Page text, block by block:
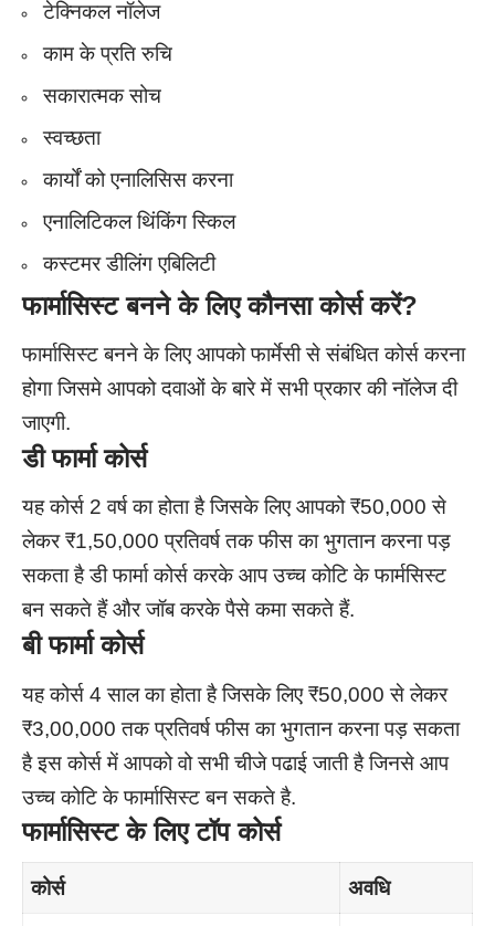
टेक्निकल नॉलेज
काम के प्रति रुचि
सकारात्मक सोच
स्वच्छता
कार्यों को एनालिसिस करना
एनालिटिकल थिंकिंग स्किल
कस्टमर डीलिंग एबिलिटी
फार्मासिस्टबनने के लिए कौनसा कोर्स करें?
फार्मासिस्ट बनने के लिए आपको फार्मेसी से संबंधित कोर्स करना
होगा जिसमे आपको दवाओं के बारे में सभी प्रकार की नॉलेज दी
जाएगी.
डी फार्माकोर्स
यह कोर्स 2 वर्ष का होता है जिसके लिए आपको ₹50,000 से
लेकर ₹1,50,000 प्रतिवर्ष तक फीस का भुगतान करना पड़
सकता है डी फार्मा कोर्स करके आप उच्च कोटि के फार्मसिस्ट
बन सकते हैं और जॉब करके पैसे कमा सकते हैं.
बी फार्माकोर्स
यह कोर्स 4 साल का होता है जिसके लिए ₹50,000 से लेकर
₹3,00,000 तक प्रतिवर्ष फीस का भुगतान करना पड़ सकता
है इस कोर्स में आपको वो सभी चीजे पढाई जाती है जिनसे आप
उच्च कोटि के फार्मासिस्ट बन सकते है.
फार्मासिस्ट के लिए टॉप कोर्स
कोर्स अवधि